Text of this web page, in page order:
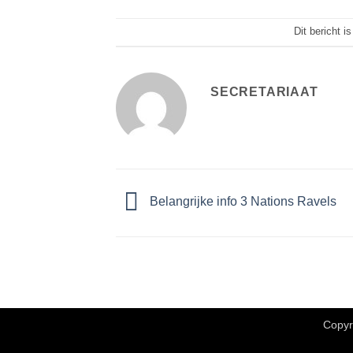
Dit bericht
SECRETARIAAT
Belangrijke info 3 Nations Ravels